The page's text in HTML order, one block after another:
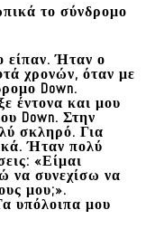
το σύνδρομο
είπαν. Ήταν ο
χρονών, όταν με
Down.
έντονα και μου
Down. Στην
σκληρό. Για
Ήταν πολύ
«Είμαι
να συνεχίσω να
μου;».
υπόλοιπα μου